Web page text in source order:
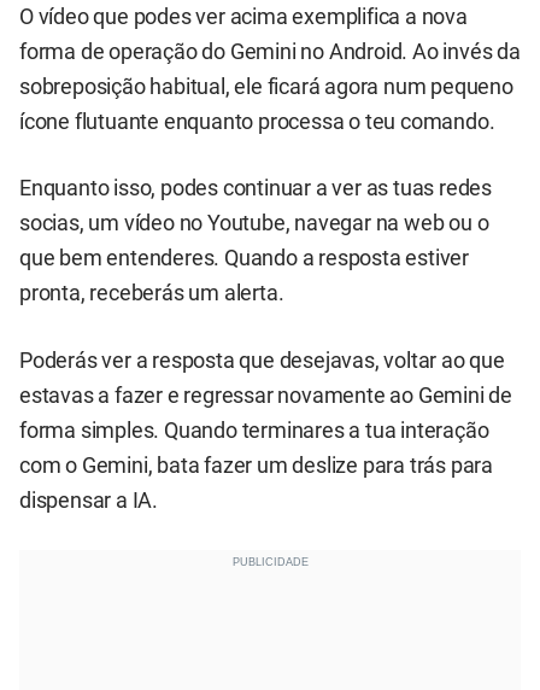
O vídeo que podes ver acima exemplifica a nova
forma de operação do Gemini no Android. Ao invés da
sobreposição habitual, ele ficará agora num pequeno
ícone flutuante enquanto processa o teu comando.
Enquanto isso, podes continuar a ver as tuas redes
socias, um vídeo no Youtube, navegar na web ou o
que bem entenderes. Quando a resposta estiver
pronta, receberás um alerta.
Poderás ver a resposta que desejavas, voltar ao que
estavas a fazer e regressar novamente ao Gemini de
forma simples. Quando terminares a tua interação
com o Gemini, bata fazer um deslize para trás para
dispensar a IA.